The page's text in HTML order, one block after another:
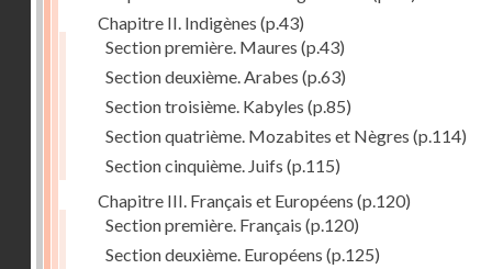
Chapitre II. Indigènes (p.43)
Section première. Maures (p.43)
Section deuxième. Arabes (p.63)
Section troisième. Kabyles (p.85)
Section quatrième. Mozabites et Nègres (p.114)
Section cinquième. Juifs (p.115)
Chapitre III. Français et Européens (p.120)
Section première. Français (p.120)
Section deuxième. Européens (p.125)